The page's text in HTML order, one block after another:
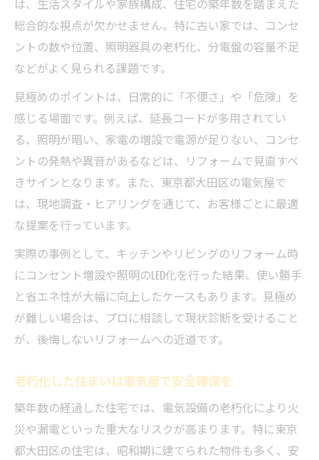
は、生活スタイルや家族構成、住宅の築年数を踏まえた
総合的な視点が欠かせません。特に古い家では、コンセ
ントの数や位置、照明器具の老朽化、分電盤の容量不足
などがよく見られる課題です。
見極めのポイントは、日常的に「不便さ」や「危険」を
感じる場面です。例えば、延長コードが多用されてい
る、照明が暗い、家電の増設で電源が足りない、コンセ
ントの発熱や異音があるなどは、リフォームで見直すべ
きサインとなります。また、東京都大田区の電気屋で
は、現地調査・ヒアリングを通じて、お客様ごとに最適
な提案を行っています。
実際の事例として、キッチンやリビングのリフォーム時
にコンセント増設や照明のLED化を行った結果、使い勝手
と省エネ性が大幅に向上したケースもあります。見極め
が難しい場合は、プロに相談して現状診断を受けること
が、後悔しないリフォームへの近道です。
老朽化した住まいは電気屋で安全確保を
築年数の経過した住宅では、電気設備の老朽化により火
災や漏電といった重大なリスクが高まります。特に東京
都大田区の住宅は、昭和期に建てられた物件も多く、安